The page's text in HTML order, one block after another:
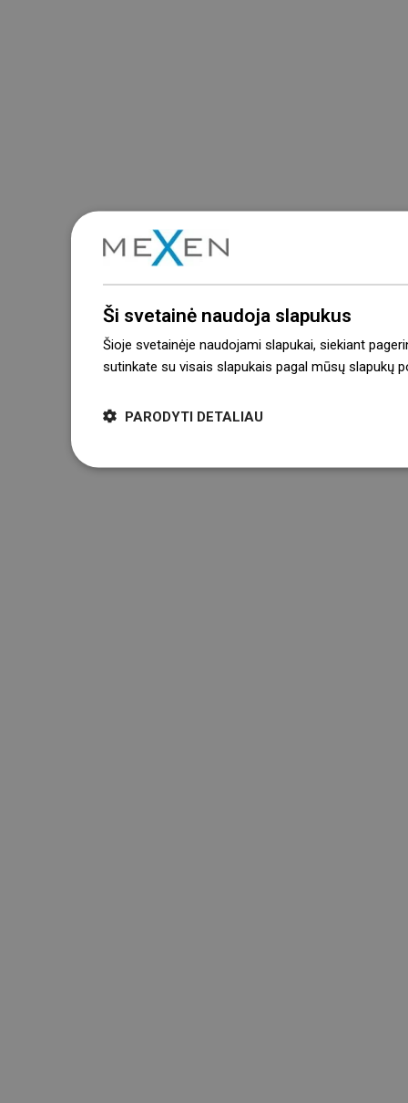
Ši svetainė naudoja slapukus
Šioje svetainėje naudojami slapukai, siekiant
sutinkate su visais slapukais pagal mūsų slapukų
PARODYTI DETALIAU